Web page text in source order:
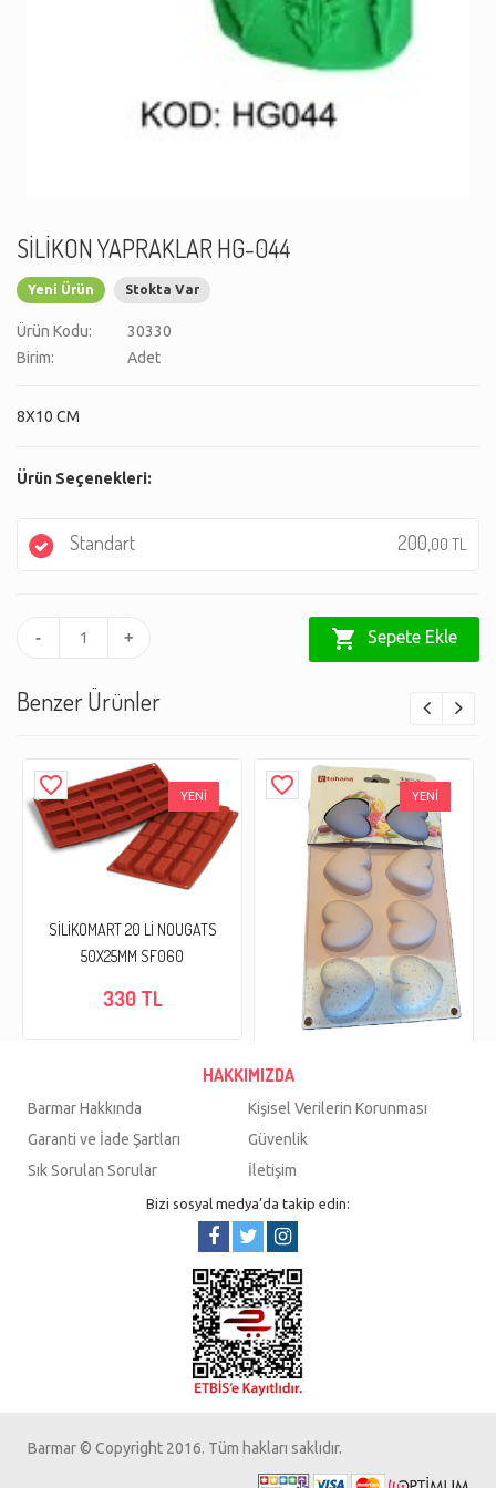
SİLİKON YAPRAKLAR HG-044
Yeni Ürün Stokta Var
Ürün Kodu:
30330
Birim:
Adet
8X10 CM
Ürün Seçenekleri:
Standart 200,00 TL
- + shopping_cart Sepete Ekle
Benzer Ürünler
favorite_border YENİ
SİLİKOMART 20 Lİ NOUGATS
50X25MM SF060
330 TL
favorite_border YENİ
SİLİKON KALP KURABİYE KALIP
8 Lİ THN76787
HAKKIMIZDA
Barmar Hakkında
Kişisel Verilerin Korunması
Garanti ve İade Şartları
Güvenlik
Sık Sorulan Sorular
İletişim
Bizi sosyal medya’da takip edin:
Barmar © Copyright 2016. Tüm hakları saklıdır.